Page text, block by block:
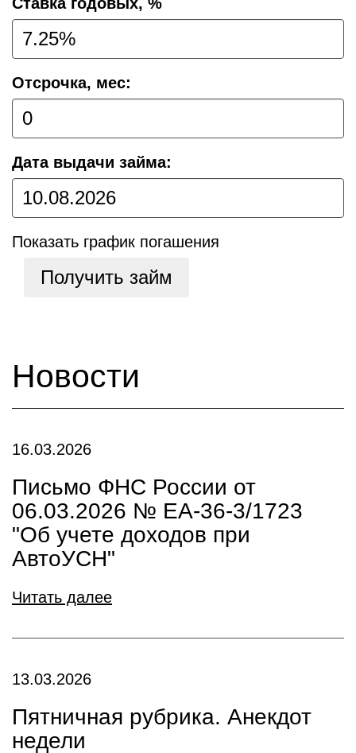
Отсрочка, мес:
Дата выдачи займа:
Показать график погашения
Получить займ
Новости
16.03.2026
Письмо ФНС России от
06.03.2026 № ЕА-36-3/1723
"Об учете доходов при
АвтоУСН"
Читать далее
13.03.2026
Пятничная рубрика. Анекдот
недели